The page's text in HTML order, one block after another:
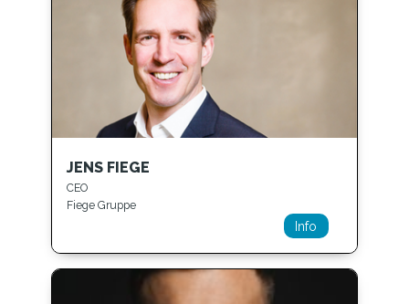
JENS FIEGE
CEO
Fiege Gruppe
Info